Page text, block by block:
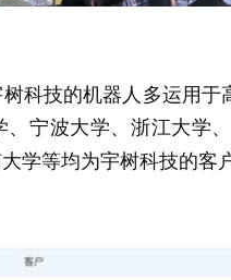
科技的机器人多运用
宁波大学、 浙江大学
学等均为宇树科技的客